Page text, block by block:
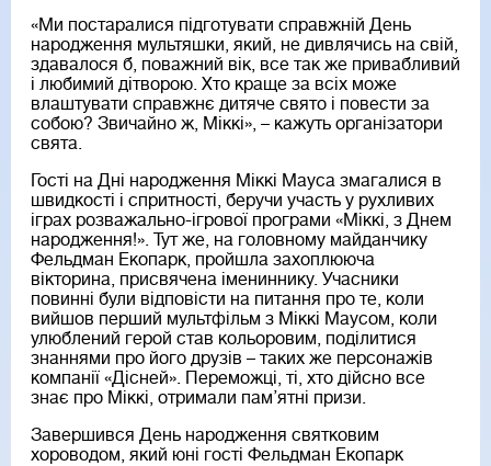
«Ми постаралися підготувати справжній День
народження мультяшки, який, не дивлячись на свій,
здавалося б, поважний вік, все так же привабливий
і любимий дітворою. Хто краще за всіх може
влаштувати справжнє дитяче свято і повести за
собою? Звичайно ж, Міккі», – кажуть організатори
свята.
Гості на Дні народження Міккі Мауса змагалися в
швидкості і спритності, беручи участь у рухливих
іграх розважально-ігрової програми «Міккі, з Днем
народження!». Тут же, на головному майданчику
Фельдман Екопарк, пройшла захоплююча
вікторина, присвячена імениннику. Учасники
повинні були відповісти на питання про те, коли
вийшов перший мультфільм з Міккі Маусом, коли
улюблений герой став кольоровим, поділитися
знаннями про його друзів – таких же персонажів
компанії «Дісней». Переможці, ті, хто дійсно все
знає про Міккі, отримали пам’ятні призи.
Завершився День народження святковим
хороводом, який юні гості Фельдман Екопарк